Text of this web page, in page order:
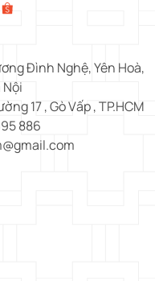
Đình Nghệ, Yên Hoà,
Nội
17 , Gò Vấp , TP.HCM
886